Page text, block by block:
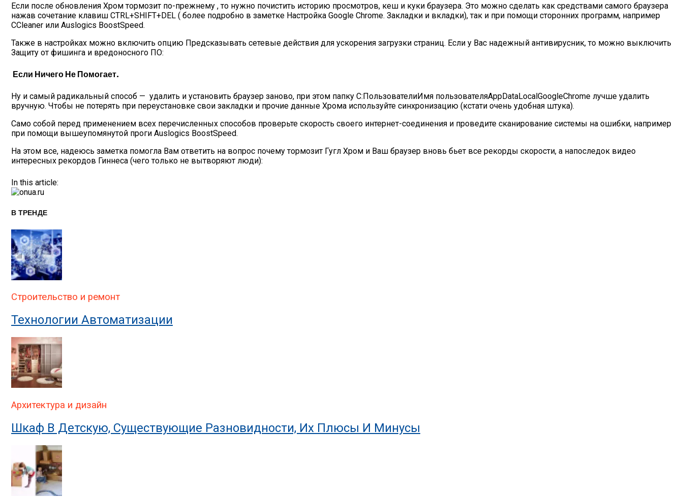
Если после обновления Хром тормозит по-прежнему , то нужно почистить историю просмотров, кеш и куки браузера. Это можно сделать как средствами самого браузера
нажав сочетание клавиш CTRL+SHIFT+DEL ( более подробно в заметке Настройка Google Chrome. Закладки и вкладки), так и при помощи сторонних программ, например
CCleaner или Auslogics BoostSpeed.
Также в настройках можно включить опцию Предсказывать сетевые действия для ускорения загрузки страниц. Если у Вас надежный антивирусник, то можно выключить
Защиту от фишинга и вредоносного ПО:
Если Ничего Не Помогает.
Ну и самый радикальный способ — удалить и установить браузер заново, при этом папку C:ПользователиИмя пользователяAppDataLocalGoogleChrome лучше удалить
вручную. Чтобы не потерять при переустановке свои закладки и прочие данные Хрома используйте синхронизацию (кстати очень удобная штука).
Само собой перед применением всех перечисленных способов проверьте скорость своего интернет-соединения и проведите сканирование системы на ошибки, например
при помощи вышеупомянутой проги Auslogics BoostSpeed.
На этом все, надеюсь заметка помогла Вам ответить на вопрос почему тормозит Гугл Хром и Ваш браузер вновь бьет все рекорды скорости, а напоследок видео
интересных рекордов Гиннеса (чего только не вытворяют люди):
In this article:
В ТРЕНДЕ
Строительство и ремонт
Технологии Автоматизации
Архитектура и дизайн
Шкаф В Детскую, Существующие Разновидности, Их Плюсы И Минусы